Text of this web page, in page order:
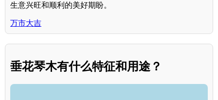
生意兴旺和顺利的美好期盼。
万市大吉
垂花琴木有什么特征和用途？